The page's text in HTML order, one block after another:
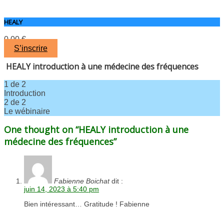
HEALY
0.00€
S’inscrire
HEALY introduction à une médecine des fréquences
1 de 2
Introduction
Lesson
1
2
within
section
HEALY
introduction
une
médecine
Vous
devez
inscrire
à
ce
contenu
2 de 2
Le wébinaire
2
of
2
within
introduction
devez
vous
inscrire
pour
accéder
One thought on “HEALY introduction à une
médecine des fréquences”
Fabienne Boichat dit :
juin 14, 2023 à 5:40 pm
Bien intéressant… Gratitude ! Fabienne